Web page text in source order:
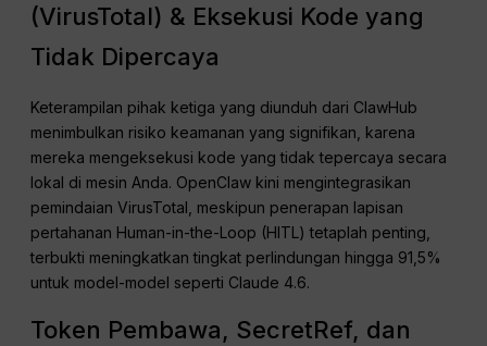
(VirusTotal) & Eksekusi Kode yang
Tidak Dipercaya
Keterampilan pihak ketiga yang diunduh dari ClawHub
menimbulkan risiko keamanan yang signifikan, karena
mereka mengeksekusi kode yang tidak tepercaya secara
lokal di mesin Anda. OpenClaw kini mengintegrasikan
pemindaian VirusTotal, meskipun penerapan lapisan
pertahanan Human-in-the-Loop (HITL) tetaplah penting,
terbukti meningkatkan tingkat perlindungan hingga 91,5%
untuk model-model seperti Claude 4.6.
Token Pembawa, SecretRef, dan